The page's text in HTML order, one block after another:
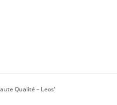
Qualité – Leos'